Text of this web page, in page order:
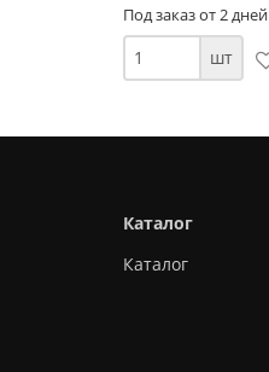
Под заказ от 2 дней
шт
Каталог
Каталог